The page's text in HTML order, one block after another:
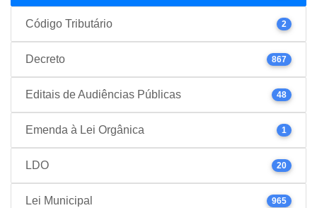
Código Tributário 2
Decreto 867
Editais de Audiências Públicas 48
Emenda à Lei Orgânica 1
LDO 20
Lei Municipal 965